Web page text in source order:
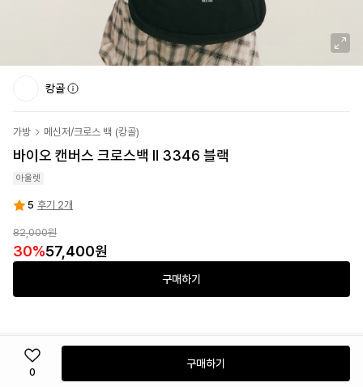
캉골
가방 메신저/크로스 백 (캉골)
바이오 캔버스 크로스백 Ⅱ 3346 블랙
아울렛
5 후기 2개
82,000원
30%57,400원
구매하기
0
구매하기